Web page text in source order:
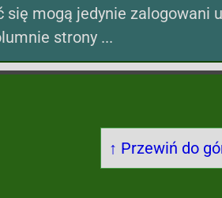
się mogą jedynie zalogowani
strony ...
↑ Przewiń do